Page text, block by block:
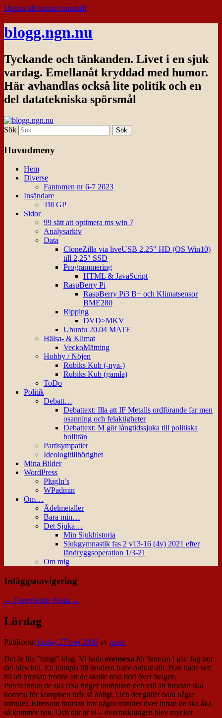
Hoppa till primärt innehåll
blogg.ngn.nu
Tyckande och tänkanden. Livet i en sjuk
vardag. Emellanåt kryddad med humor.
Här avhandlas också lite politik och en
del datatekniska spörsmål
Sök
Huvudmeny
Hem
Diverse
Fantomen nr 6-7 2023
Insändare
Till GP
Sidor
99 sätt att optimera ms win 7
Analysarkiv
Data
CloneZilla via liveUSB 2.25″ HD (OS Win10)
till 2,25″ SSD
Programmering
HTML & JavaScript
RaspBerry Pi
RaspBerry Pi3 B+ och Klimatsensor
BME280
Ripping
DVD>MKV
Ubuntu 20.04 MATE
Hälsa- & Klimat
VeckoMätning
Hobby / Nöjen
Rubiks Kub (-nya-)
Rubiks Kub (gamla)
ToDo
Politik
Debatt…
Debattext: Illa att IF Metalls ordförande far men
osanning och felaktigheter
Debattext: M gör långtidssjuka till politiska
bollträn
Partisympatier
Ideologitillhörighet
Mina Bilder
WordPress
PlugIn’s
WPadmin
Om…
Ädelmetaller
Bara min…
Det Sjuka…
Min Sjukhistoria
Sjukgymnastik fas 2 v13-16 (4v) 2021 efter
ländryggsoperation 1/3-21
Om mig
Inläggsnavigering
← Föregående Nästa →
Lördag
Publiceratlördag 27 maj 2006 av nisse
Det är lite ”tungt” idag. Vi hade svensexa för brorsan i går. Jag tror
det blev bra. En kompis till brodern hade ordnat allt. Han hade sett
till att brorsan trodde att de skulle resa bort över helgen.
Precis innan de ska resa ringer kompisen och vill att brorsan ska
komma för kompisen mår så dåligt. Och det gäller bara några
minuter. Eftersom brorsan har några minuter över innan de ska åka
så kommer han. Och där är vi – överraskningen blev mycket